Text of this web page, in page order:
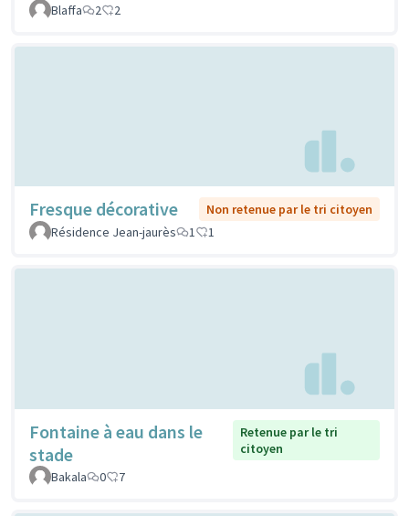
Blaffa
2 2
Fresque décorative
Non retenue par le tri citoyen
Résidence Jean-jaurès
1 1
Fontaine à eau dans le
stade
Retenue par le tri
citoyen
Bakala
0 7